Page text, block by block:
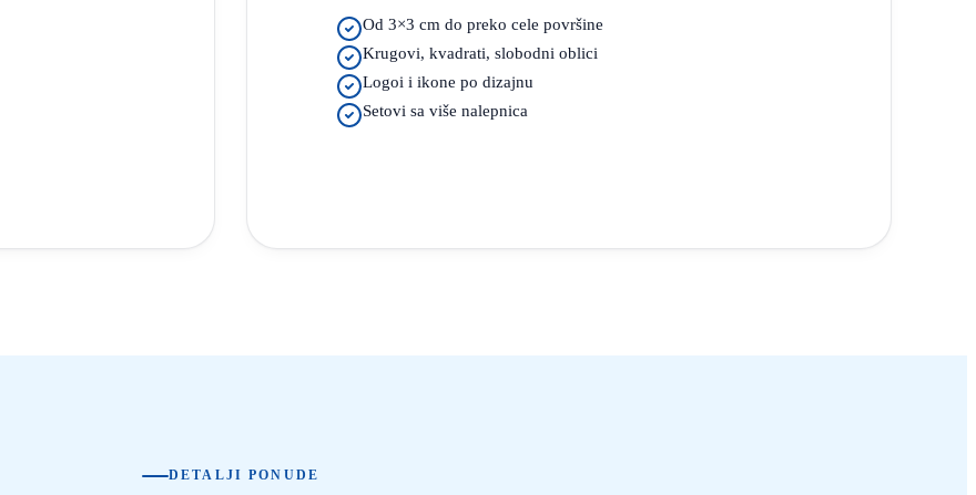
Od 3×3 cm do preko cele površine
Krugovi, kvadrati, slobodni oblici
Logoi i ikone po dizajnu
Setovi sa više nalepnica
DETALJI PONUDE